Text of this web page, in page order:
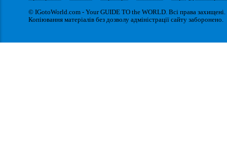
© IGotoWorld.com - Your GUIDE TO the WORLD. Всі права захищені.
Копіювання матеріалів без дозволу адміністрації сайту заборонено.